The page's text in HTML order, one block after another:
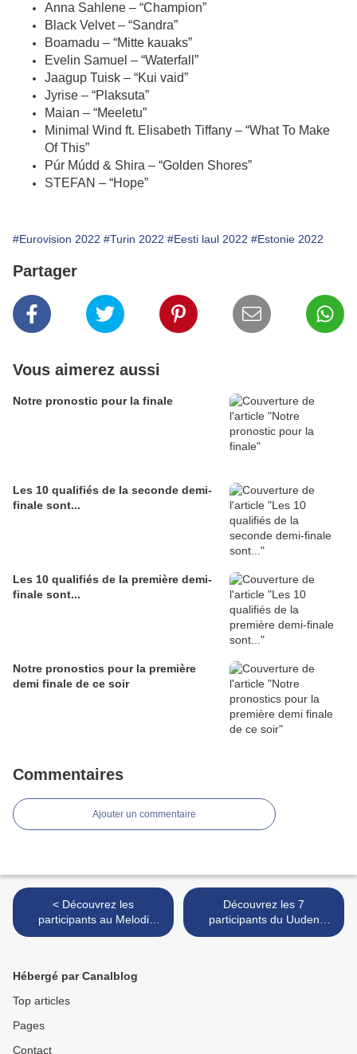
Anna Sahlene – “Champion”
Black Velvet – “Sandra”
Boamadu – “Mitte kauaks”
Evelin Samuel – “Waterfall”
Jaagup Tuisk – “Kui vaid”
Jyrise – “Plaksuta”
Maian – “Meeletu”
Minimal Wind ft. Elisabeth Tiffany – “What To Make
Of This”
Púr Múdd & Shira – “Golden Shores”
STEFAN – “Hope”
#Eurovision 2022 #Turin 2022 #Eesti laul 2022 #Estonie 2022
Partager
Vous aimerez aussi
Notre pronostic pour la finale
Les 10 qualifiés de la seconde demi-
finale sont...
Les 10 qualifiés de la première demi-
finale sont...
Notre pronostics pour la première
demi finale de ce soir
Commentaires
Ajouter un commentaire
< Découvrez les
participants au Melodi
Grand Prix 2022 (Norvège)
Découvrez les 7
participants du Uuden
Musiikin Kipailu (Finlande) >
Hébergé par Canalblog
Top articles
Pages
Contact